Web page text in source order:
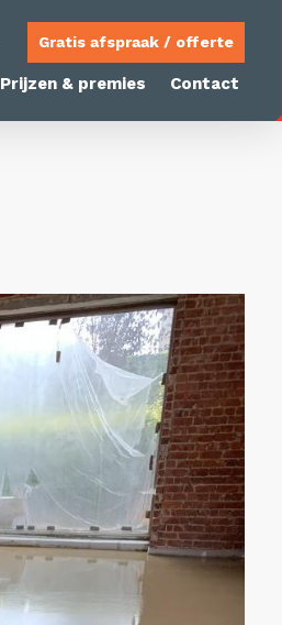
Gratis afspraak / offerte
Prijzen & premies Contact